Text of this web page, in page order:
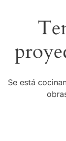
Se está